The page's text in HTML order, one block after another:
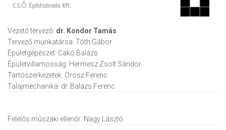
Vezető tervező: dr. Kondor Tamás
Tervező munkatársa: Tóth Gábor
Épületgépészet: Cakó Balázs
Épületvillamosság: Hermesz Zsolt Sándor
Tartószerkezetek: Orosz Ferenc
Talajmechanika: dr. Balázs Ferenc
Felelős műszaki ellenőr: Nagy László